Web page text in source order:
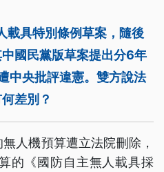
載具特別條例草案，隨後
國民黨版草案提出分6年
中央批評違憲。雙方說法
差別？
人機預算遭立法院刪除，
的《國防自主無人載具採